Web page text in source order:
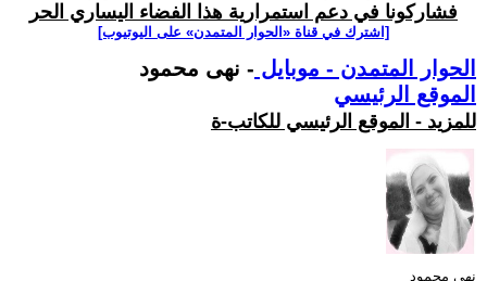
فشاركونا في دعم استمرارية هذا الفضاء اليساري الحر
[اشترك في قناة ‫«الحوار المتمدن» على اليوتيوب]
الحوار المتمدن - موبايل - نهى محمود
الموقع الرئيسي
للمزيد - الموقع الرئيسي للكاتب-ة
نهى محمود